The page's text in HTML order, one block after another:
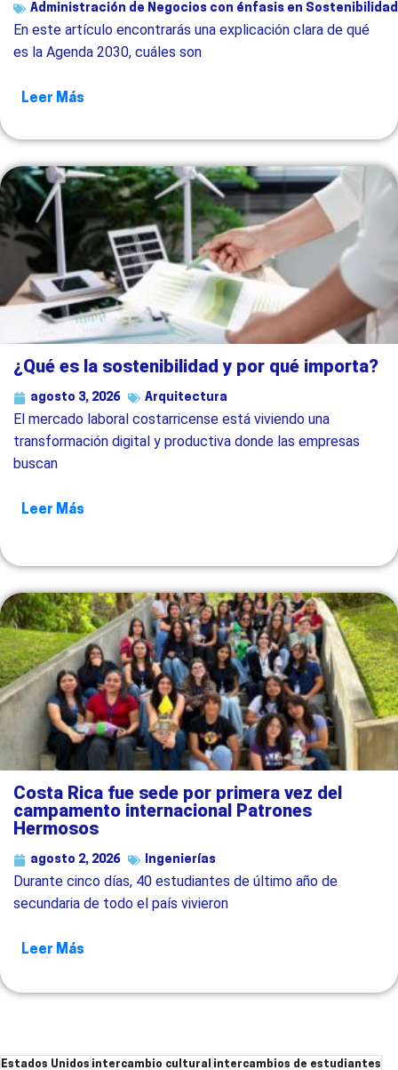
Administración de Negocios con énfasis en Sostenibilidad
En este artículo encontrarás una explicación clara de qué
es la Agenda 2030, cuáles son
Leer Más
¿Qué es la sostenibilidad y por qué importa?
agosto 3, 2026 Arquitectura
El mercado laboral costarricense está viviendo una
transformación digital y productiva donde las empresas
buscan
Leer Más
Costa Rica fue sede por primera vez del
campamento internacional Patrones
Hermosos
agosto 2, 2026 Ingenierías
Durante cinco días, 40 estudiantes de último año de
secundaria de todo el país vivieron
Leer Más
Estados Unidos intercambio cultural intercambios de estudiantes